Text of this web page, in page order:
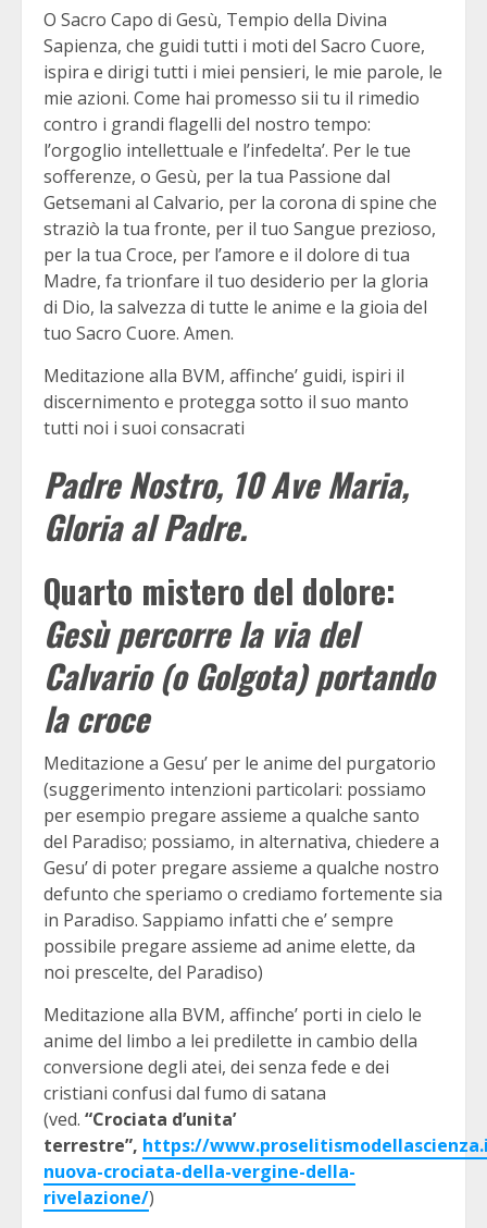
O Sacro Capo di Gesù, Tempio della Divina
Sapienza, che guidi tutti i moti del Sacro Cuore,
ispira e dirigi tutti i miei pensieri, le mie parole, le
mie azioni. Come hai promesso sii tu il rimedio
contro i grandi flagelli del nostro tempo:
l’orgoglio intellettuale e l’infedelta’. Per le tue
sofferenze, o Gesù, per la tua Passione dal
Getsemani al Calvario, per la corona di spine che
straziò la tua fronte, per il tuo Sangue prezioso,
per la tua Croce, per l’amore e il dolore di tua
Madre, fa trionfare il tuo desiderio per la gloria
di Dio, la salvezza di tutte le anime e la gioia del
tuo Sacro Cuore. Amen.
Meditazione alla BVM, affinche’ guidi, ispiri il
discernimento e protegga sotto il suo manto
tutti noi i suoi consacrati
Padre Nostro, 10 Ave Maria,
Gloria al Padre.
Quarto mistero del dolore:
Gesù percorre la via del
Calvario (o Golgota) portando
la croce
Meditazione a Gesu’ per le anime del purgatorio
(suggerimento intenzioni particolari: possiamo
per esempio pregare assieme a qualche santo
del Paradiso; possiamo, in alternativa, chiedere a
Gesu’ di poter pregare assieme a qualche nostro
defunto che speriamo o crediamo fortemente sia
in Paradiso. Sappiamo infatti che e’ sempre
possibile pregare assieme ad anime elette, da
noi prescelte, del Paradiso)
Meditazione alla BVM, affinche’ porti in cielo le
anime del limbo a lei predilette in cambio della
conversione degli atei, dei senza fede e dei
cristiani confusi dal fumo di satana
(ved. “Crociata d’unita’
terrestre”, https://
nuova-crociata-della-vergine-della-
rivelazione/)